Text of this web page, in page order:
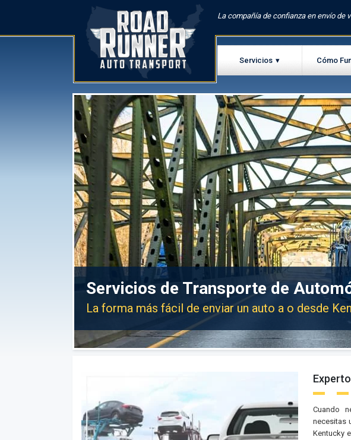
La compañía de confianza en envío de
Servicios Cómo
Servicios de Transporte de
La forma más fácil de enviar un auto a o desde
Cuando
necesitas
Kentucky